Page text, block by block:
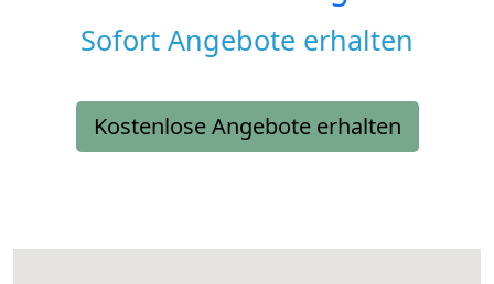
Sofort Angebote erhalten
Kostenlose Angebote erhalten